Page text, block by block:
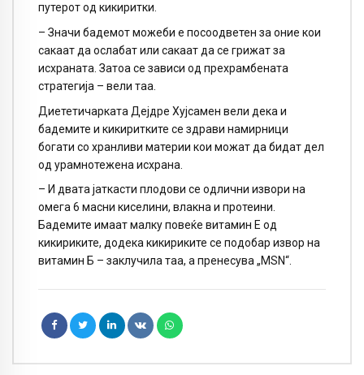
путерот од кикиритки.
– Значи бадемот можеби е посоодветен за оние кои
сакаат да ослабат или сакаат да се грижат за
исхраната. Затоа се зависи од прехрамбената
стратегија – вели таа.
Диететичарката Дејдре Хујсамен вели дека и
бадемите и кикиритките се здрави намирници
богати со хранливи материи кои можат да бидат дел
од урамнотежена исхрана.
– И двата јаткасти плодови се одлични извори на
омега 6 масни киселини, влакна и протеини.
Бадемите имаат малку повеќе витамин Е од
кикириките, додека кикириките се подобар извор на
витамин Б – заклучила таа, а пренесува „MSN“.